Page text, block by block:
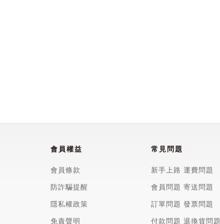
會員權益
會員條款
防詐騙提醒
隱私權政策
免責聲明
常見問題
新手上路
會員問題
訂單問題
付款問題
運費問題
寄送問題
發票問題
退換貨問題